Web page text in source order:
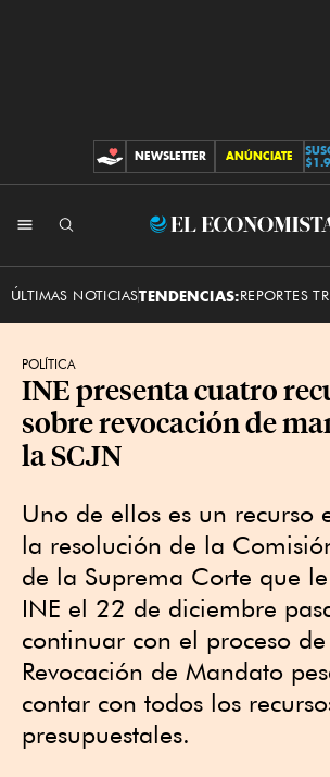
CONTRIBUCIONES
NEWSLETTER ANÚNCIATE
El
ÚLTIMAS NOTICIASTENDENCIAS:REPORTES
POLÍTICA
INE presenta cuatro
sobre revocación de
la SCJN
Uno de ellos es un recurso
la resolución de la
de la Suprema Corte que
INE el 22 de diciembre
continuar con el proceso
Revocación de Mandato
contar con todos los
presupuestales.